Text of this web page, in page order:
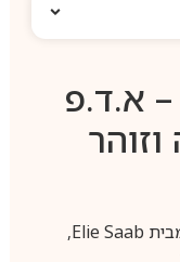
– א.ד.פ
Girl Of Now Shine הוא בושם נשי מבית Elie Saab,